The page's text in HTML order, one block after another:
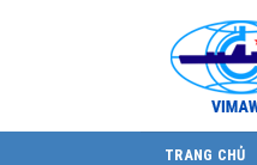
TRANG CHỦ